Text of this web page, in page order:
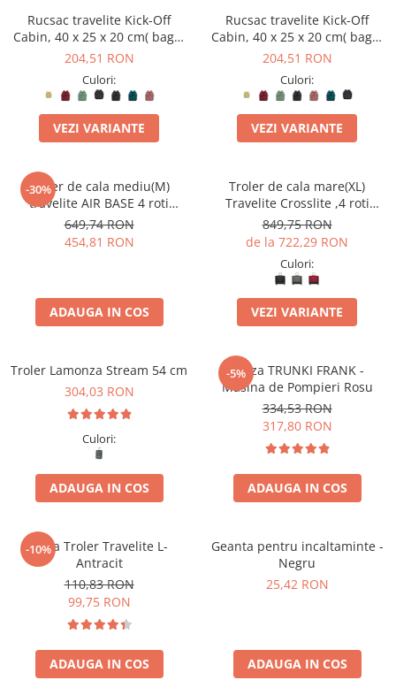
Rucsac travelite Kick-Off
Cabin, 40 x 25 x 20 cm( bagaj
permis gratuit la companii
204,51 RON
Culori:
VEZI VARIANTE
Rucsac travelite Kick-Off
Cabin, 40 x 25 x 20 cm( bagaj
permis gratuit la companii
204,51 RON
Culori:
VEZI VARIANTE
-30%
Troler de cala mediu(M)
travelite AIR BASE 4 roti
spinner 67 x 45 x 27 cm -
RESIGILAT
649,74 RON
454,81 RON
ADAUGA IN COS
Troler de cala mare(XL)
Travelite Crosslite ,4 roti
duble, 81 x 52 x 32/36 cm
,expandabil
849,75 RON
de la 722,29 RON
Culori:
VEZI VARIANTE
Troler Lamonza Stream 54 cm
304,03 RON
Culori:
ADAUGA IN COS
-5%
Valiza TRUNKI FRANK -
Masina de Pompieri Rosu
334,53 RON
317,80 RON
ADAUGA IN COS
-10%
Husa Troler Travelite L-
Antracit
110,83 RON
99,75 RON
ADAUGA IN COS
Geanta pentru incaltaminte -
Negru
25,42 RON
ADAUGA IN COS